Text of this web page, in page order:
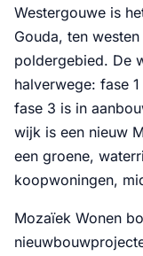
Westergouwe is
Gouda, ten
poldergebied. De
halverwege: fase
fase 3 is in
wijk is een nieuw
een groene,
koopwoningen,
Mozaïek Wonen